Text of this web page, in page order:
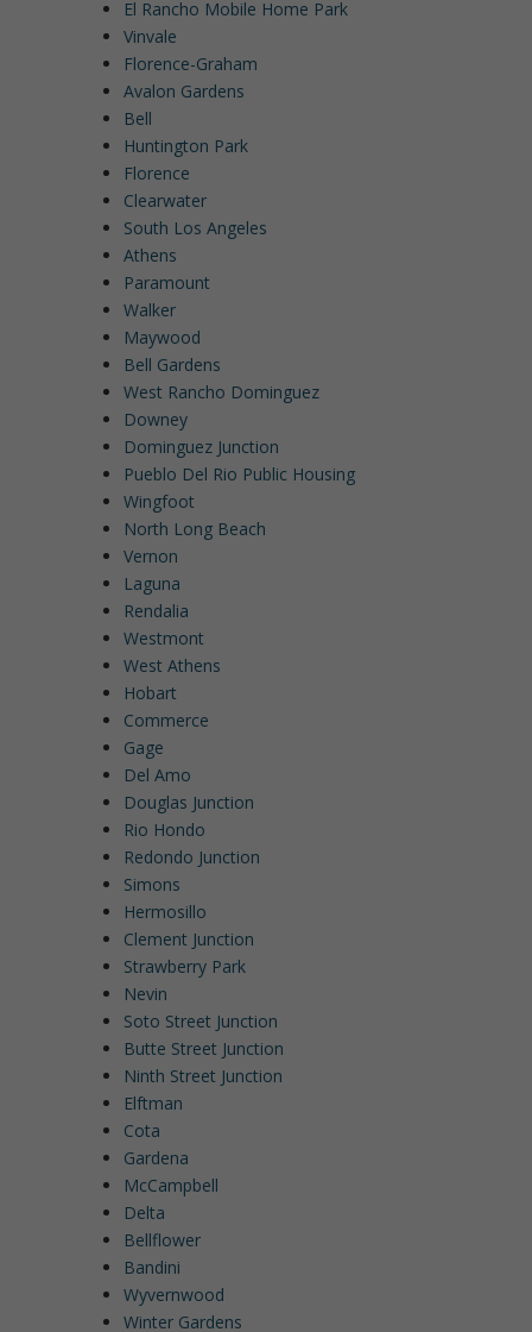
El Rancho Mobile Home Park
Vinvale
Florence-Graham
Avalon Gardens
Bell
Huntington Park
Florence
Clearwater
South Los Angeles
Athens
Paramount
Walker
Maywood
Bell Gardens
West Rancho Dominguez
Downey
Dominguez Junction
Pueblo Del Rio Public Housing
Wingfoot
North Long Beach
Vernon
Laguna
Rendalia
Westmont
West Athens
Hobart
Commerce
Gage
Del Amo
Douglas Junction
Rio Hondo
Redondo Junction
Simons
Hermosillo
Clement Junction
Strawberry Park
Nevin
Soto Street Junction
Butte Street Junction
Ninth Street Junction
Elftman
Cota
Gardena
McCampbell
Delta
Bellflower
Bandini
Wyvernwood
Winter Gardens